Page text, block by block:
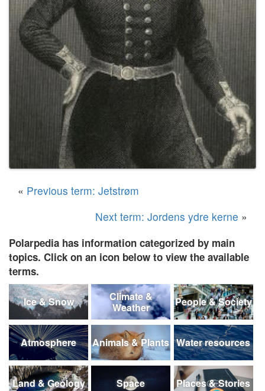
« Previous term: Jetstrøm
Next term: Jordens ydre kerne »
Polarpedia has information categorized by main
topics. Click on an icon below to view the available
terms.
Ice & Snow
Climate &
Weather
People & Society
Atmosphere Animals & Plants Water resources
Land & Geology Space Places & Stories